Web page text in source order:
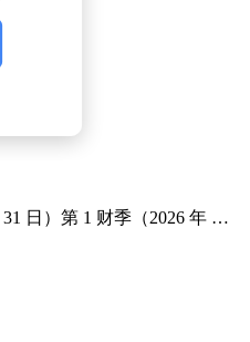
日）第 1 财季（2026 年 …